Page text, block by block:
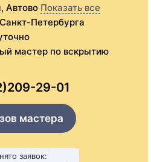
Автово Показать все
Петербурга
мастер по вскрытию
29-01
мастера
заявок: